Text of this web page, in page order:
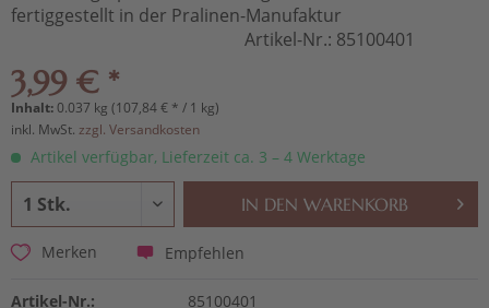
fertiggestellt in der Pralinen-Manufaktur
Artikel-Nr.: 85100401
3,99 € *
Inhalt:0.037 kg (107,84 € * / 1 kg)
inkl. MwSt. zzgl. Versandkosten
Artikel verfügbar, Lieferzeit ca. 3 – 4 Werktage
IN DEN WARENKORB
Merken Empfehlen
Artikel-Nr.: 85100401